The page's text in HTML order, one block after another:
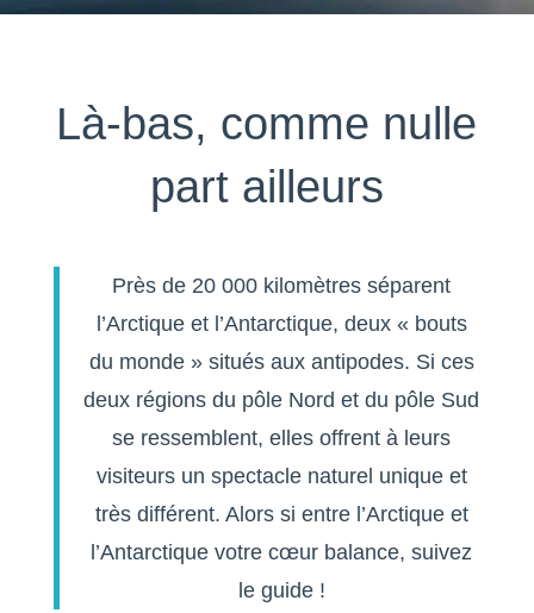
Là-bas, comme nulle
part ailleurs
Près de 20 000 kilomètres séparent
l’Arctique et l’Antarctique, deux « bouts
du monde » situés aux antipodes. Si ces
deux régions du pôle Nord et du pôle Sud
se ressemblent, elles offrent à leurs
visiteurs un spectacle naturel unique et
très différent. Alors si entre l’Arctique et
l’Antarctique votre cœur balance, suivez
le guide !